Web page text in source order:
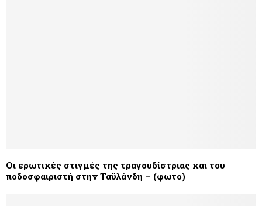
Οι ερωτικές στιγμές της τραγουδίστριας και του
ποδοσφαιριστή στην Ταϋλάνδη – (φωτο)